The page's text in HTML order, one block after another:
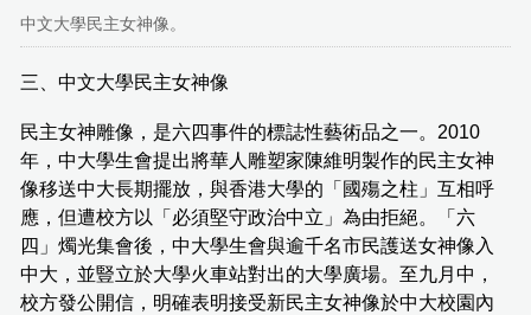
中文大學民主女神像。
三、中文大學民主女神像
民主女神雕像，是六四事件的標誌性藝術品之一。2010
年，中大學生會提出將華人雕塑家陳維明製作的民主女神
像移送中大長期擺放，與香港大學的「國殤之柱」互相呼
應，但遭校方以「必須堅守政治中立」為由拒絕。「六
四」燭光集會後，中大學生會與逾千名市民護送女神像入
中大，並豎立於大學火車站對出的大學廣場。至九月中，
校方發公開信，明確表明接受新民主女神像於中大校園內